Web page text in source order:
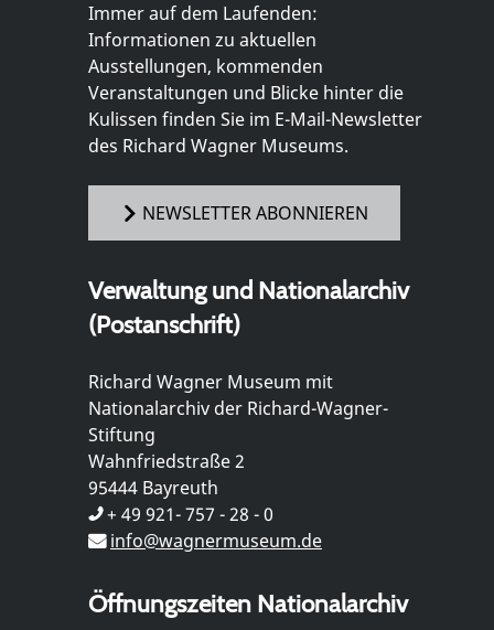
Immer auf dem Laufenden:
Informationen zu aktuellen
Ausstellungen, kommenden
Veranstaltungen und Blicke hinter die
Kulissen finden Sie im E-Mail-Newsletter
des Richard Wagner Museums.
NEWSLETTER ABONNIEREN
Verwaltung und Nationalarchiv
(Postanschrift)
Richard Wagner Museum mit
Nationalarchiv der Richard-Wagner-
Stiftung
Wahnfriedstraße 2
95444 Bayreuth
+ 49 921- 757 - 28 - 0
info@wagnermuseum.de
Öffnungszeiten Nationalarchiv